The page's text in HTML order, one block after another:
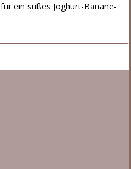
ein süßes Joghurt-Banane-